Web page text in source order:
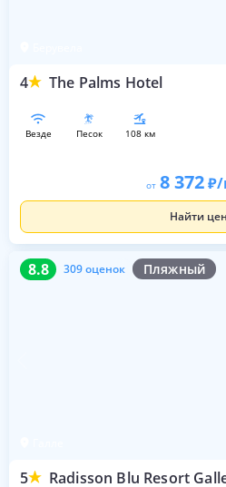
4 The Palms Hotel
везде песок 108 км
от 8 372 /
Найти
8.8 309 оценок Пляжный
5 Radisson Blu Resort
8.8 309 оценок